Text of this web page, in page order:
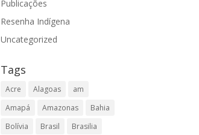
Publicações
Resenha Indígena
Uncategorized
Tags
Acre Alagoas
am
Amapá
Amazonas
Bahia
Bolívia
Brasil
Brasilia